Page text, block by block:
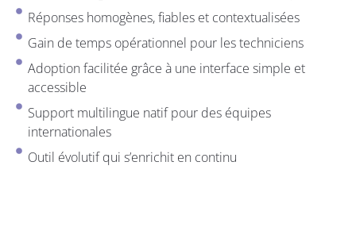
Réponses homogènes, fiables et contextualisées
Gain de temps opérationnel pour les techniciens
Adoption facilitée grâce à une interface simple et
accessible
Support multilingue natif pour des équipes
internationales
Outil évolutif qui s’enrichit en continu